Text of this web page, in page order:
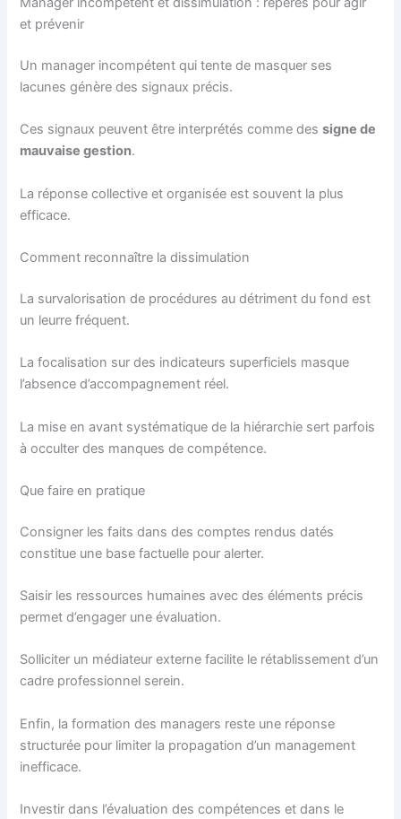
et prévenir
Un manager incompétent qui tente de masquer ses
lacunes génère des signaux précis.
Ces signaux peuvent être interprétés comme dessigne de
mauvaise gestion.
La réponse collective et organisée est souvent la plus
efficace.
Comment reconnaître la dissimulation
La survalorisation de procédures au détriment du fond est
un leurre fréquent.
La focalisation sur des indicateurs superficiels masque
l’absence d’accompagnement réel.
La mise en avant systématique de la hiérarchie sert parfois
à occulter des manques de compétence.
Que faire en pratique
Consigner les faits dans des comptes rendus datés
constitue une base factuelle pour alerter.
Saisir les ressources humaines avec des éléments précis
permet d’engager une évaluation.
Solliciter un médiateur externe facilite le rétablissement d’un
cadre professionnel serein.
Enfin, la formation des managers reste une réponse
structurée pour limiter la propagation d’un management
inefficace.
Investir dans l’évaluation des compétences et dans le